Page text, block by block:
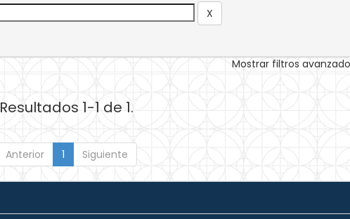
Mostrar filtros
Resultados 1-1 de 1.
Anterior 1 Siguiente